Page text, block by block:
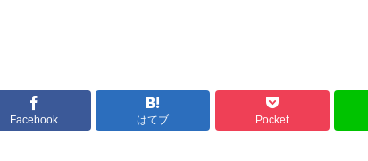
Facebook はてブ Pocket